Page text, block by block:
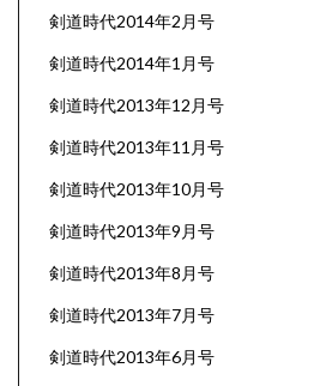
剣道時代2014年2月号
剣道時代2014年1月号
剣道時代2013年12月号
剣道時代2013年11月号
剣道時代2013年10月号
剣道時代2013年9月号
剣道時代2013年8月号
剣道時代2013年7月号
剣道時代2013年6月号